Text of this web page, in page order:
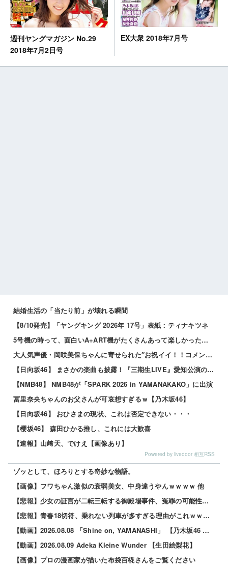
週刊ヤングマガジン No.29
2018年7月2日号
EX大衆 2018年7月号
結婚生活の「当たり前」が壊れる瞬間
【8/10発売】「ヤングキング 2026年 17号」表紙：ティナキツネ
5号機の時って、面白いA+ART機がたくさんあって楽しかったよなｗｗｗ
大人気声優・岡咲美保ちゃんに寄せられた″お祝イイ！！コメント”一覧ｗｗｗｗ
【日向坂46】 まさかの楽曲も披露！『三期生LIVE』愛知公演のレポがこちら
【NMB48】 NMB48が「SPARK 2026 in YAMANAKAKO」に出演
冨里奈央ちゃんのお父さんが可哀想すぎるｗ【乃木坂46】
【日向坂46】 おひさまの現状、これは否定できない・・・
【櫻坂46】 森田ひかる推し、これには大歓喜
【速報】山﨑天、でけえ【画像あり】
Powered by livedoor 相互RSS
ゾッとして、ほろりとする奇妙な物語。
【画像】フワちゃん激似の衰弱美女、中身違うやんｗｗｗｗ 他
【悲報】少女の証言が二転三転する御殿場事件、冤罪の可能性で少年たち涙目・・・その理由とはｗｗｗｗ 他
【悲報】青春18切符、乗れない列車が多すぎる理由がこれｗｗｗｗ 他
【動画】2026.08.08 「Shine on, YAMANASHI」 【乃木坂46 鈴木佑捺 コメント】
【動画】2026.08.09 Adeka Kleine Wunder 【生田絵梨花】
【画像】プロの漫画家が描いた布袋百椛さんをご覧ください